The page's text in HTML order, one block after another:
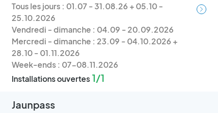
Tous les jours : 01.07 - 31.08.26 + 05.10 -
25.10.2026
Vendredi - dimanche : 04.09 - 20.09.2026
Mercredi - dimanche : 23.09 - 04.10.2026 +
28.10 - 01.11.2026
Week-ends : 07-08.11.2026
Installations ouvertes1/1
Jaunpass